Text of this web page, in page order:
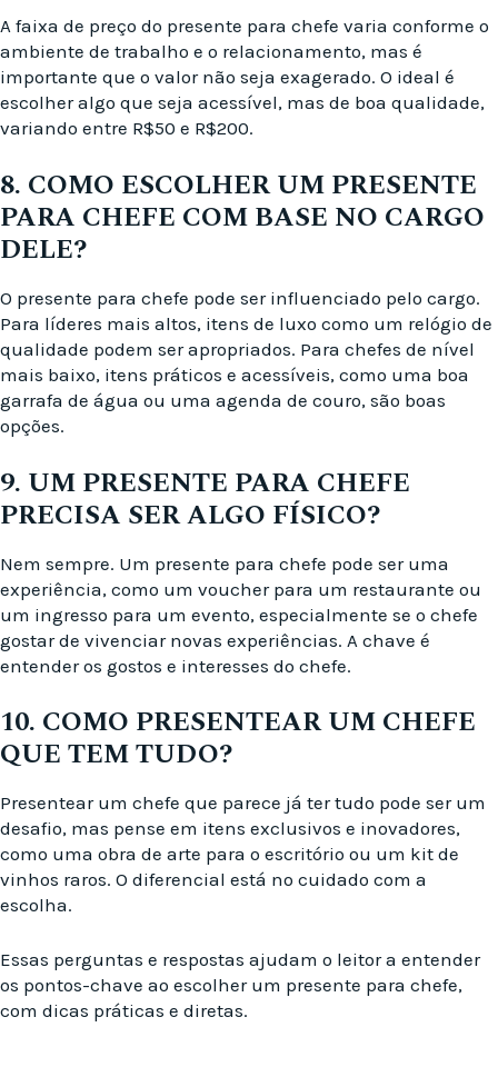
A faixa de preço do presente para chefe varia conforme o
ambiente de trabalho e o relacionamento, mas é
importante que o valor não seja exagerado. O ideal é
escolher algo que seja acessível, mas de boa qualidade,
variando entre R$50 e R$200.
8. COMO ESCOLHER UM PRESENTE
PARA CHEFE COM BASE NO CARGO
DELE?
O presente para chefe pode ser influenciado pelo cargo.
Para líderes mais altos, itens de luxo como um relógio de
qualidade podem ser apropriados. Para chefes de nível
mais baixo, itens práticos e acessíveis, como uma boa
garrafa de água ou uma agenda de couro, são boas
opções.
9. UM PRESENTE PARA CHEFE
PRECISA SER ALGO FÍSICO?
Nem sempre. Um presente para chefe pode ser uma
experiência, como um voucher para um restaurante ou
um ingresso para um evento, especialmente se o chefe
gostar de vivenciar novas experiências. A chave é
entender os gostos e interesses do chefe.
10. COMO PRESENTEAR UM CHEFE
QUE TEM TUDO?
Presentear um chefe que parece já ter tudo pode ser um
desafio, mas pense em itens exclusivos e inovadores,
como uma obra de arte para o escritório ou um kit de
vinhos raros. O diferencial está no cuidado com a
escolha.
Essas perguntas e respostas ajudam o leitor a entender
os pontos-chave ao escolher um presente para chefe,
com dicas práticas e diretas.